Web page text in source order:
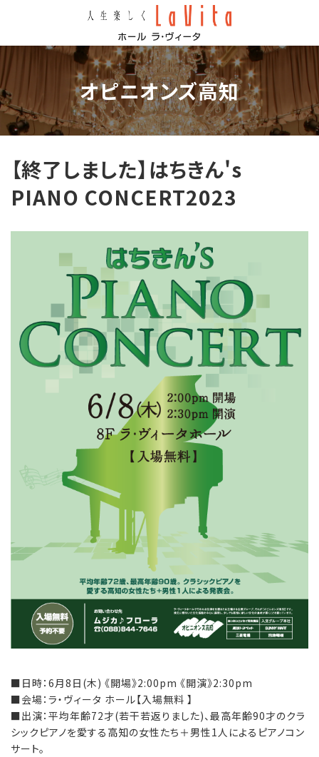
ン
ツ
へ
ス
キ
プ
ー
シ
ョ
ン
に
移
動
オピニオンズ高知
【終了しました】はちきん's
PIANO CONCERT2023
■日時：6月8日(木) 《開場》2:00pm 《開演》2:30pm
■会場：ラ・ヴィータ ホール【入場無料 】
■出演：平均年齢72才(若干若返りました)、最高年齢90才のクラ
シックピアノを愛する高知の女性たち＋男性1人によるピアノコン
サート。